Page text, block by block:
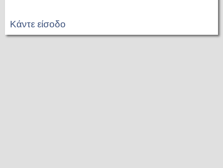
Κάντε είσοδο